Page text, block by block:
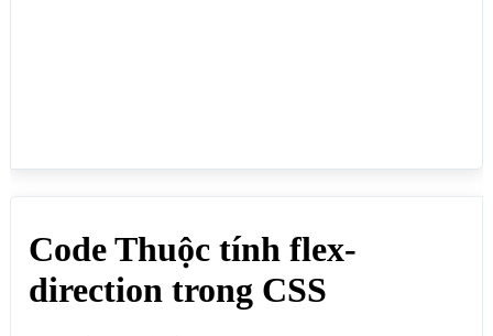
<p>flex-direction: row; Canh các phần tử con từ
trái qua phải, nằm trên 1 hàng, nếu không quy định
chiều cao của phần tử con thì sẽ full chiều cao
theo phần tử cha.</p>